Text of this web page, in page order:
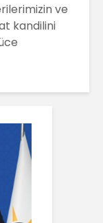
ve
kandilini